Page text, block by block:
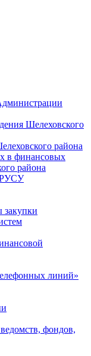
Шелеховского
района
в финансовых
района
линий»
фондов,